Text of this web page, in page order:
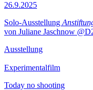
26.9.2025
Solo-Ausstellung
von Juliane Jaschnow
Ausstellung
Experimentalfilm
Today no shooting